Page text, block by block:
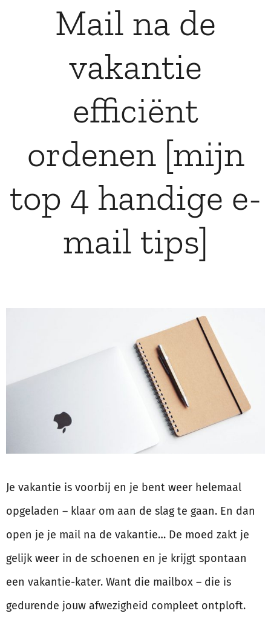
Mail na de
vakantie
efficiënt
ordenen [mijn
top 4 handige e-
mail tips]
Je vakantie is voorbij en je bent weer helemaal
opgeladen – klaar om aan de slag te gaan. En dan
open je je mail na de vakantie… De moed zakt je
gelijk weer in de schoenen en je krijgt spontaan
een vakantie-kater. Want die mailbox – die is
gedurende jouw afwezigheid compleet ontploft.